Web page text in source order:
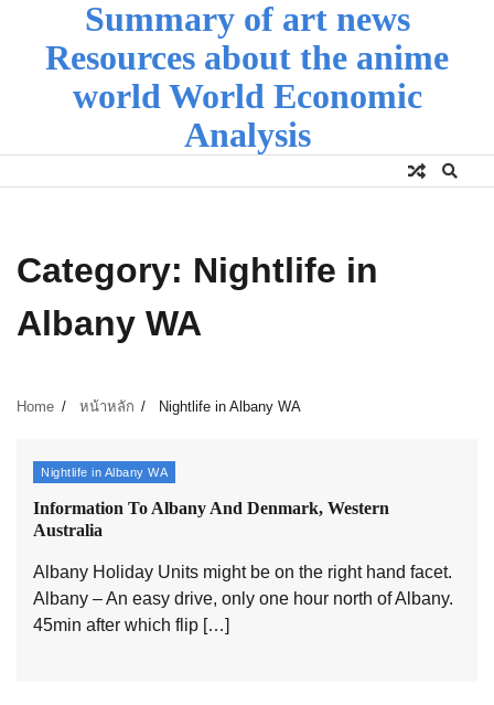
content
Summary of art news
Resources about the anime
world World Economic
Analysis
Category: Nightlife in
Albany WA
Home หน้าหลัก Nightlife in Albany WA
Nightlife in Albany WA
Information To Albany And Denmark, Western
Australia
Albany Holiday Units might be on the right hand facet.
Albany – An easy drive, only one hour north of Albany.
45min after which flip […]